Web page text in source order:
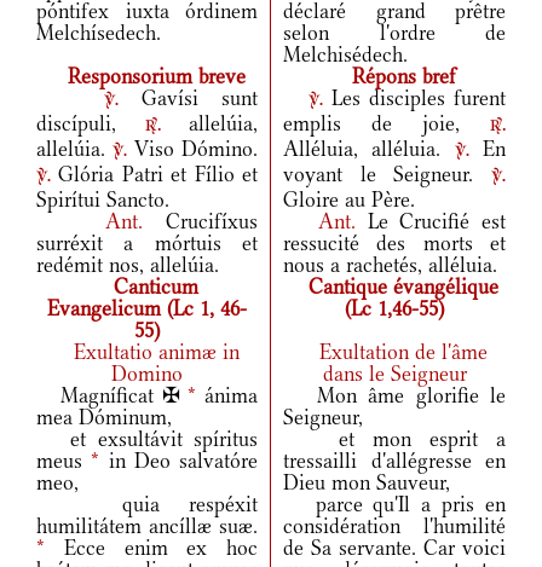
póntifex iuxta órdinem
Melchísedech.
déclaré grand prêtre
selon l'ordre de
Melchisédech.
Responsorium breve
Répons bref
v.
Gavísi sunt
discípuli,
r.allelúia,
allelúia. v. Viso Dómino.
v. Glória Patri et Fílio et
Spirítui Sancto.
v. Les disciples furent
emplis de joie,
r.
Alléluia, alléluia. v.En
voyant le Seigneur.
v.
Gloire au Père.
Ant. Crucifíxus
surréxit a mórtuis et
redémit nos, allelúia.
Ant. Le Crucifié est
ressucité des morts et
nous a rachetés, alléluia.
Canticum
Evangelicum (Lc 1, 46-
55)
Cantique évangélique
(Lc 1,46-55)
Exultatio animæ in
Domino
Exultation de l'âme
dans le Seigneur
Magníficat ✠* ánima
mea Dóminum,
Mon âme glorifie le
Seigneur,
et exsultávit spíritus
meus* in Deo salvatóre
meo,
et mon esprit a
tressailli d'allégresse en
Dieu mon Sauveur,
quia respéxit
humilitátem ancíllæ suæ.
* Ecce enim ex hoc
parce qu'Il a pris en
considération l'humilité
de Sa servante. Car voici